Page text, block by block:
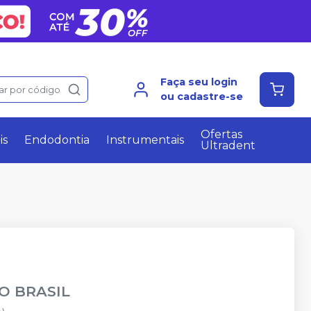
por código
Faça seu login
ou cadastre-se
Endodontia Instrumentais
Ofertas
Ultradent
BRASIL